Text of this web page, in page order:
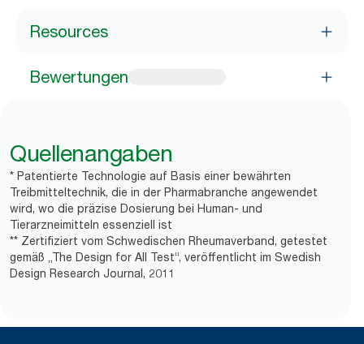
Resources
Bewertungen
Quellenangaben
* Patentierte Technologie auf Basis einer bewährten
Treibmitteltechnik, die in der Pharmabranche angewendet
wird, wo die präzise Dosierung bei Human- und
Tierarzneimitteln essenziell ist
** Zertifiziert vom Schwedischen Rheumaverband, getestet
gemäß „The Design for All Test“, veröffentlicht im Swedish
Design Research Journal, 2011